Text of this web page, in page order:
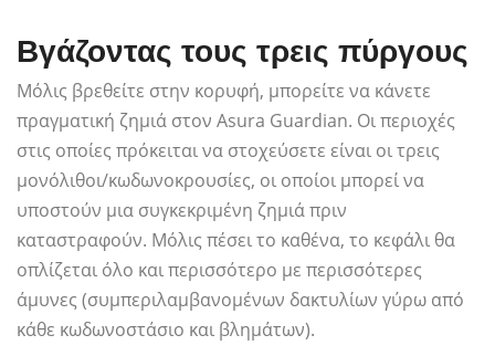
Βγάζοντας τους τρεις πύργους
Μόλις βρεθείτε στην κορυφή, μπορείτε να κάνετε
πραγματική ζημιά στον Asura Guardian. Οι περιοχές
στις οποίες πρόκειται να στοχεύσετε είναι οι τρεις
μονόλιθοι/κωδωνοκρουσίες, οι οποίοι μπορεί να
υποστούν μια συγκεκριμένη ζημιά πριν
καταστραφούν. Μόλις πέσει το καθένα, το κεφάλι θα
οπλίζεται όλο και περισσότερο με περισσότερες
άμυνες (συμπεριλαμβανομένων δακτυλίων γύρω από
κάθε κωδωνοστάσιο και βλημάτων).